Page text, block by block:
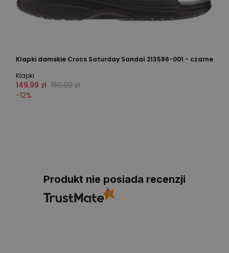
Klapki damskie Crocs Saturday Sandal 213586-001 - czarne
Klapki
149,99 zł 169,99 zł
-12%
Produkt nie posiada recenzji